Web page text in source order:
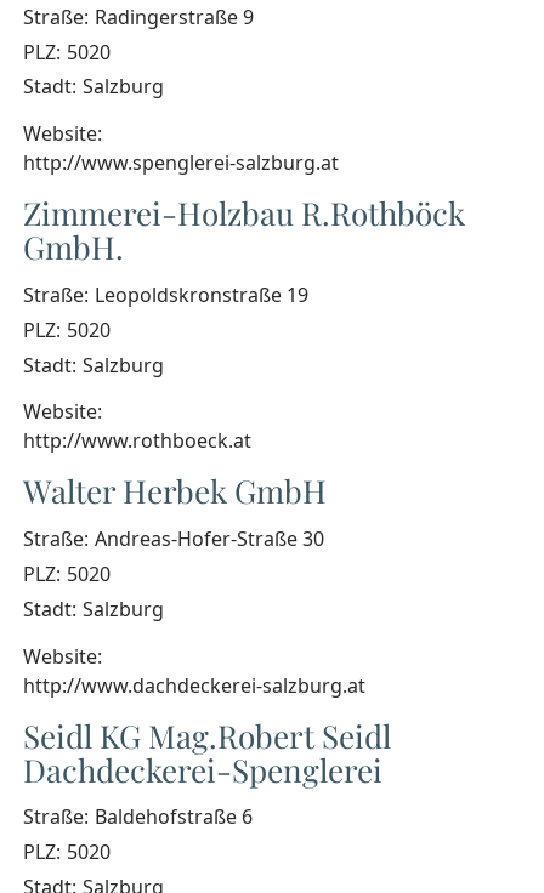
Straße: Radingerstraße 9
PLZ: 5020
Stadt: Salzburg
Website:
http://www.spenglerei-salzburg.at
Zimmerei-Holzbau R.Rothböck
GmbH.
Straße: Leopoldskronstraße 19
PLZ: 5020
Stadt: Salzburg
Website:
http://www.rothboeck.at
Walter Herbek GmbH
Straße: Andreas-Hofer-Straße 30
PLZ: 5020
Stadt: Salzburg
Website:
http://www.dachdeckerei-salzburg.at
Seidl KG Mag.Robert Seidl
Dachdeckerei-Spenglerei
Straße: Baldehofstraße 6
PLZ: 5020
Stadt: Salzburg